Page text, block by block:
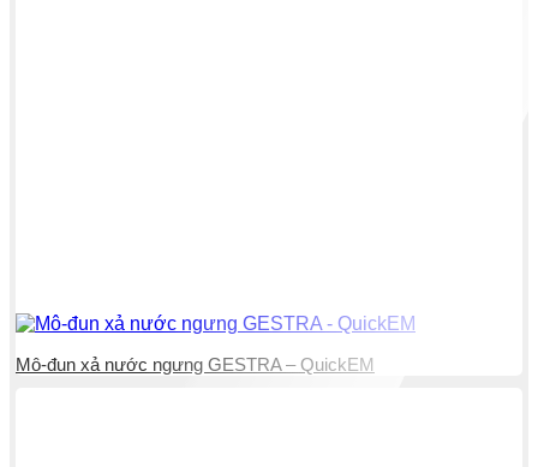
Mô-đun xả nước ngưng GESTRA – QuickEM